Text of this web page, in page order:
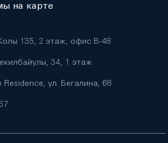
на карте
135, 2 этаж, офис B-48
34, 1 этаж
ул. Бегалина, 68